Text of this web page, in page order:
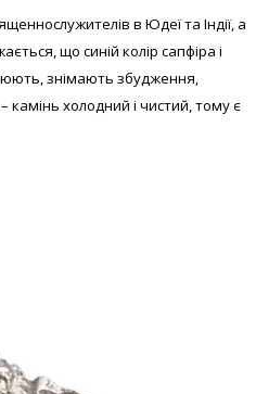
в Юдеї та Індії, а
що синій колір сапфіра і
знімають збудження,
камінь холодний і чистий, тому є